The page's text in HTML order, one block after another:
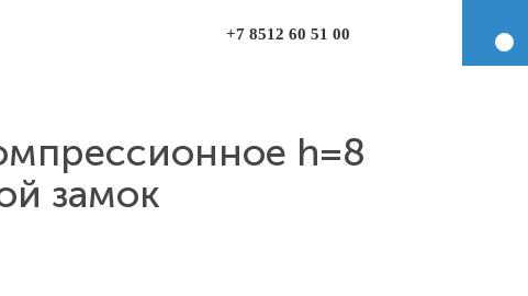
+7 8512 60 51 00
h=8
замок